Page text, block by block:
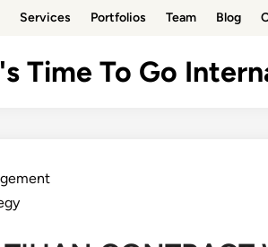
Services Portfolios Team Blog
Time To Go